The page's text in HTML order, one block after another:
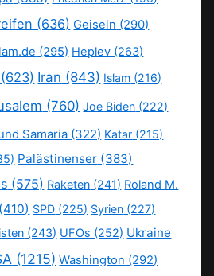
(636) Geiseln (290)
(295) Heplev (263)
(623) Iran (843) Islam (216)
(760) Joe Biden (222)
Samaria (322) Katar (215)
Palästinenser (383)
(575) Raketen (241) Roland M.
(410) SPD (225) Syrien (227)
(243) UFOs (252) Ukraine
(1215) Washington (292)